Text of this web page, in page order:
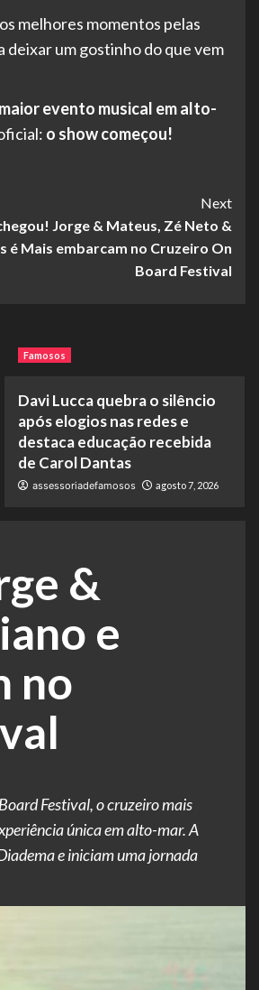
melhores momentos pelas
um gostinho do que vem
maior evento musical em alto-
o show começou!
Next
Jorge & Mateus, Zé Neto &
é Mais embarcam no Cruzeiro On
Board Festival
Famosos
Davi Lucca quebra o silêncio
após elogios nas redes e
destaca educação recebida
de Carol Dantas
assessoriadefamosos agosto 7, 2026
&
e
no
Festival, o cruzeiro mais
única em alto-mar. A
e iniciam uma jornada